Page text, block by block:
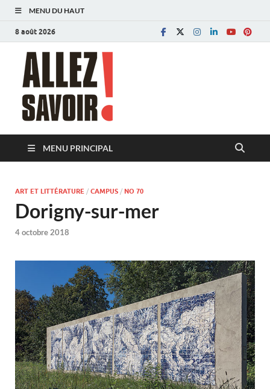
MENU DU HAUT
8 août 2026
MENU PRINCIPAL
ART ET LITTÉRATURE / CAMPUS / NO 70
Dorigny-sur-mer
4 octobre 2018